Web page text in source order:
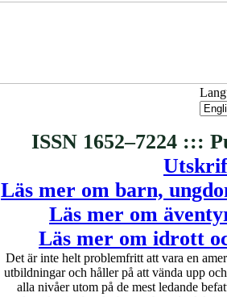
ISSN 1652–7224 :::
Läs mer om barn,
Läs mer om
Läs mer om idrott
Det är inte helt problemfritt att vara en
utbildningar och håller på att vända upp
alla nivåer utom på de mest ledande